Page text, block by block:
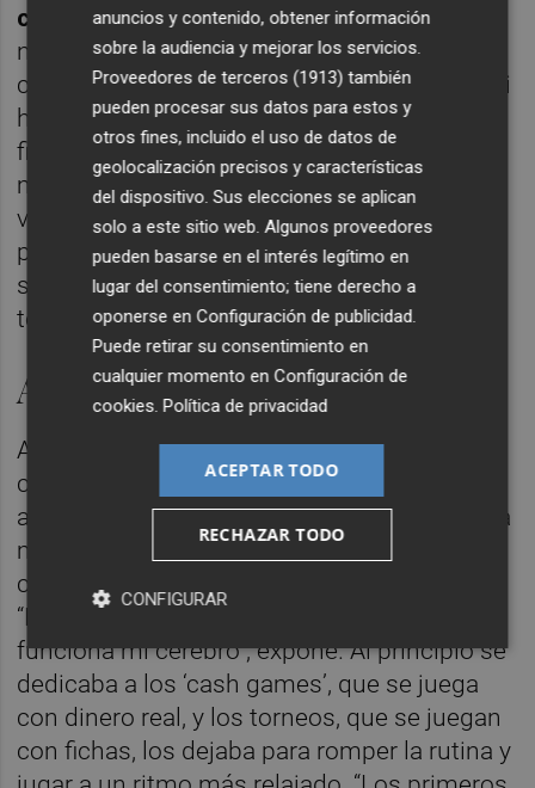
cinco días al año. No exagero. Por las
noches soñaba con cartas y con números y
con tablas de Excel y con bases de datos. Mi
hermano se cambió de carrera y salía de
fiesta hasta las tantas. Ese nunca fue mi
mundo. Mi madre lo entendió antes, cuando
vio que en seis meses no le había vuelto a
pedir dinero. Y mi padre creo que sigue sin
superarlo y todavía me echa en cara que no
terminara la carrera”.
Amigos en paro
A Raúl le cuesta reconocer que tiene unas
cualidades innatas para jugar al póker,
aunque sí admite que siempre ha tenido una
mentalidad “muy analítica”. El póker juega
con las probabilidades y eso se le da bien.
“Eso ha sido así desde pequeño por cómo
funciona mi cerebro”, expone. Al principio se
dedicaba a los ‘cash games’, que se juega
con dinero real, y los torneos, que se juegan
con fichas, los dejaba para romper la rutina y
anuncios y contenido, obtener información
sobre la audiencia y mejorar los servicios.
Proveedores de terceros (1913) también
pueden procesar sus datos para estos y
otros fines, incluido el uso de datos de
geolocalización precisos y características
del dispositivo. Sus elecciones se aplican
solo a este sitio web. Algunos proveedores
pueden basarse en el interés legítimo en
lugar del consentimiento; tiene derecho a
oponerse enConfiguración de publicidad
Puede retirar su consentimiento en
cualquier momento enConfiguración de
cookies .Política de privacidad
ACEPTAR TODO
RECHAZAR TODO
CONFIGURAR